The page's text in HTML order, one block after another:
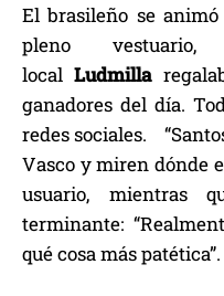
El brasileño se
pleno
local Ludmilla
ganadores del día.
redes sociales.
Vasco y miren dónde
usuario, mientras
terminante:
qué cosa más patética”.